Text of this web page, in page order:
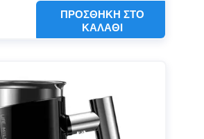
ΠΡΟΣΘΉΚΗ ΣΤΟ
ΚΑΛΆΘΙ